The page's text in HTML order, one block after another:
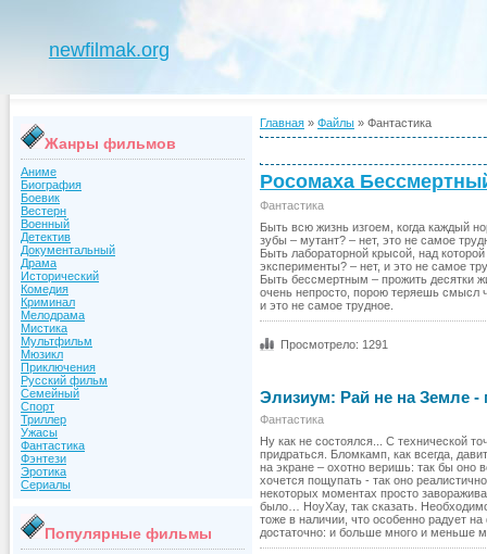
newfilmak.org
Жанры фильмов
Аниме
Биография
Боевик
Вестерн
Военный
Детектив
Документальный
Драма
Исторический
Комедия
Криминал
Мелодрама
Мистика
Мультфильм
Мюзикл
Приключения
Русский фильм
Семейный
Спорт
Триллер
Ужасы
Фантастика
Фэнтези
Эротика
Сериалы
Популярные фильмы
Главная » Файлы » Фантастика
Росомаха
Фантастика
Быть всю жизнь изгоем, когда каждый
зубы – мутант? – нет, это не самое
Быть лабораторной крысой, над
эксперименты? – нет, и это не самое
Быть бессмертным – прожить десятки
очень непросто, порою теряешь смысл
и это не самое трудное.
Просмотрело: 1291
Элизиум: Рай не на Земле
Фантастика
Ну как не состоялся... С технической
придраться. Бломкамп, как всегда,
на экране – охотно веришь: так бы оно
хочется пощупать - так оно
некоторых моментах просто
было… НоуХау, так сказать.
тоже в наличии, что особенно радует
достаточно: и больше много и меньше